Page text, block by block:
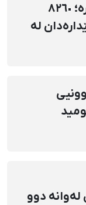
ڕۆژی جیهانیی خەبات دژی سێدارە؛ ٨٢٦٠
ئێران و ٩٢٦ لەسێدارەدان لە
لانیکەم ٩ کەس لەوانە دوو